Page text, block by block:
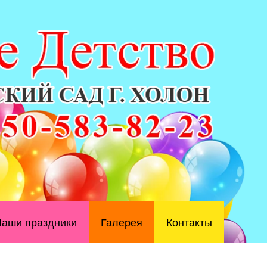
праздники Галерея Контакты